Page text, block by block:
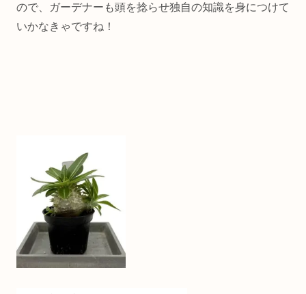
ので、ガーデナーも頭を捻らせ独自の知識を身につけて
いかなきゃですね！